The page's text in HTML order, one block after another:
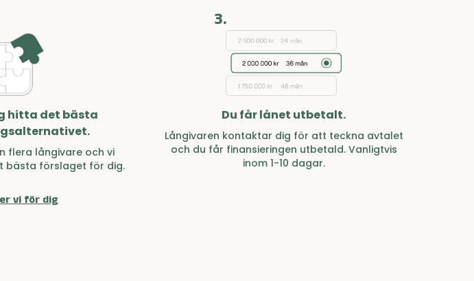
hitta det bästa
flera långivare och vi
bästa förslaget för dig.
vi för dig
3.
Du får lånet utbetalt.
Långivaren kontaktar dig för att teckna avtalet
och du får finansieringen utbetald. Vanligtvis
inom 1-10 dagar.